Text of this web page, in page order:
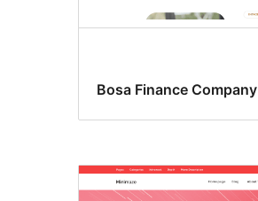
Bosa Finance Company